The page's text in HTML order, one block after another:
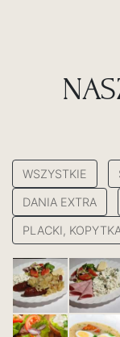
WSZYSTKIE
DANIA EXTRA
PLACKI,